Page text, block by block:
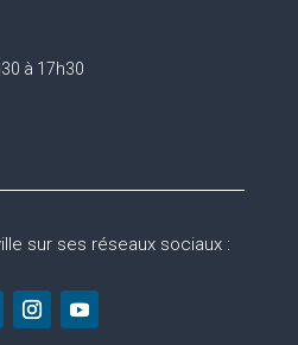
à 17h30
sur ses réseaux sociaux :